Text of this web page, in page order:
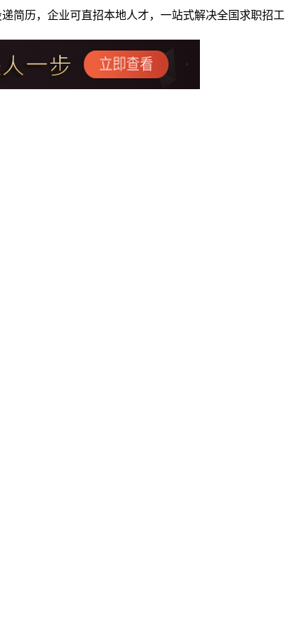
简历，企业可直招本地人才，一站式解决全国求职招工